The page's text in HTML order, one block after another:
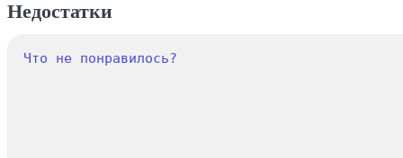
Недостатки